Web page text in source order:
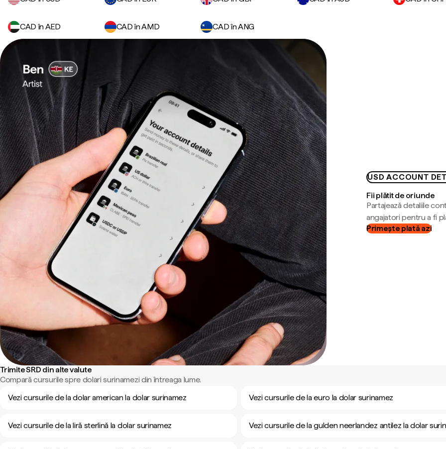
CAD în AED CAD în AMD CAD în ANG
USD ACCOUNT
Fii plătit de oriunde
Partajează detaliile
angajatori pentru a fi
Primește plată azi
Trimite SRD din alte valute
Compară cursurile spre dolari surinamezi din întreaga lume.
Vezi cursurile de la dolar american la dolar surinamez
Vezi cursurile de la euro la dolar surinamez
Vezi cursurile de la liră sterlină la dolar surinamez Vezi cursurile de la gulden neerlandez antilez la dolar